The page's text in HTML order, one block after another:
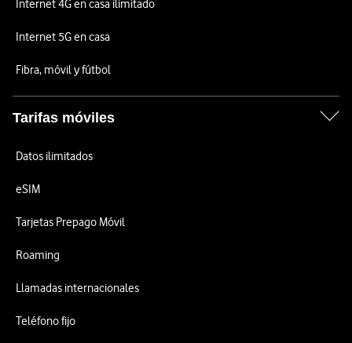
Internet 4G en casa ilimitado
Internet 5G en casa
Fibra, móvil y fútbol
Tarifas móviles
Datos ilimitados
eSIM
Tarjetas Prepago Móvil
Roaming
Llamadas internacionales
Teléfono fijo